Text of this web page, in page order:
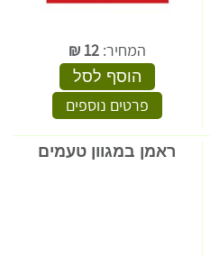
המחיר:12
₪
הוסף לסל
פרטים נוספים
ראמן במגוון טעמים